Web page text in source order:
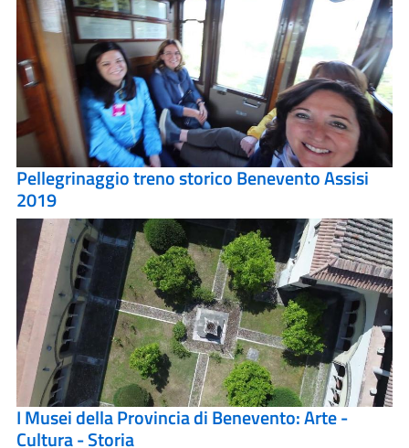
Pellegrinaggio treno storico Benevento Assisi
2019
I Musei della Provincia di Benevento: Arte -
Cultura - Storia